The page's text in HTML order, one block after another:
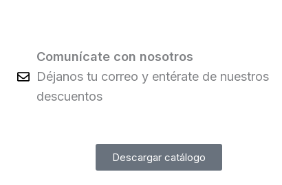
Comunícate con nosotros
Déjanos tu correo y entérate de nuestros
descuentos
Descargar catálogo